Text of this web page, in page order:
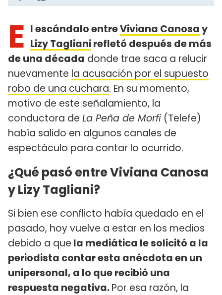
E l escándalo entreViviana Canosay
Lizy Taglianirefletó después de más
de una década donde trae saca a relucir
nuevamente la acusación por el supuesto
robo de una cuchara. En su momento,
motivo de este señalamiento, la
conductora de La Peña de Morfi (Telefe)
había salido en algunos canales de
espectáculo para contar lo ocurrido.
¿Qué pasó entre Viviana Canosa
y Lizy Tagliani?
Si bien ese conflicto había quedado en el
pasado, hoy vuelve a estar en los medios
debido a que la mediática le solicitó a la
periodista contar esta anécdota en un
unipersonal, a lo que recibió una
respuesta negativa.Por esa razón, la